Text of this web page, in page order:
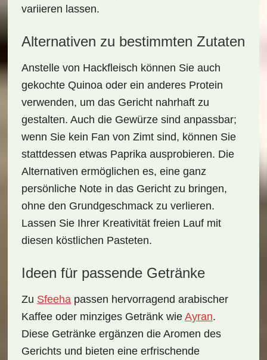
variieren lassen.
Alternativen zu bestimmten Zutaten
Anstelle von Hackfleisch können Sie auch
gekochte Quinoa oder ein anderes Protein
verwenden, um das Gericht nahrhaft zu
gestalten. Auch die Gewürze sind anpassbar;
wenn Sie kein Fan von Zimt sind, können Sie
stattdessen etwas Paprika ausprobieren. Die
Alternativen ermöglichen es, eine ganz
persönliche Note in das Gericht zu bringen,
ohne den Grundgeschmack zu verlieren.
Lassen Sie Ihrer Kreativität freien Lauf mit
diesen köstlichen Pasteten.
Ideen für passende Getränke
Zu Sfeehapassen hervorragend arabischer
Kaffeeoder minziges Getränkwie Ayran.
Diese Getränke ergänzen die Aromen des
Gerichts und bieten eine erfrischende